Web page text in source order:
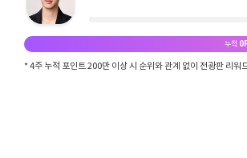
누적
* 4주 누적 포인트 200만 이상 시 순위와 관계 없이 전광판 리워